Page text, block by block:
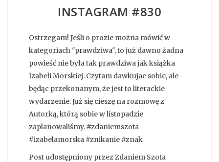
INSTAGRAM #830
Ostrzegam! Jeśli o prozie można mówić w
kategoriach "prawdziwa", to już dawno żadna
powieść nie była tak prawdziwa jak książka
Izabeli Morskiej. Czytam dawkujac sobie, ale
będąc przekonanym, że jest to literackie
wydarzenie. Już się cieszę na rozmowę z
Autorką, którą sobie w listopadzie
zaplanowaliśmy. #zdaniemszota
#izabelamorska #znikanie #znak
Post udostępniony przez Zdaniem Szota